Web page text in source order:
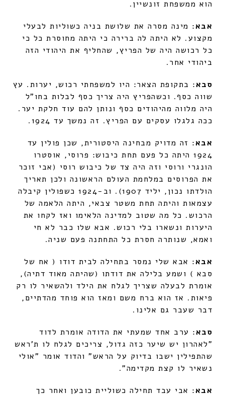
הוא ממשפחת זונשיין.
אבא: מינה מסרה את שלושת בניה כשוליות לבעלי
מקצוע. לא היתה לה ברירה כי היתה מחוסרת כל כי
כל רכושה היה של הפריץ, שהחליף את היהודי הזה
ביהודי אחר.
סבא: בתקופת הצאר: היו למשפחתי רכוש, יערות. עץ
שווה כסף. וכשהפריץ היה צריך כסף לבלות בחו"ל
היה מלווה מהיהודים כסף ונותן להם עוד חלקת יער.
ככה גלגלו עסקים עם הפריץ. זה נמשך עד 1924.
אבא: זה מדויק מבחינה היסטורית, שכן פולין עד
1924 היתה כל פעם תחת כיבוש: פרוסי, אוסטרו
הונגרי ורוסי וזה היה צד של כיבוש רוסי (אבי זוכר
את הפרוסים במלחמת העולם הראשונה ולכן תאריך
הולדתו נכון, יליד 1907). וב-1924 כשפולין קיבלה
עצמאות והיתה תחת משטר צבאי, היתה הלאמה של
הרכוש. כל מה שטוב למדינה הלאימו ואז לקחו את
היערות ונשארו בלי רכוש. אבא שלו כבר לא חי
ואמא, שנותרה חסרת כל התחתנה פעם שניה.
אבא: אבא שלי נמסר בתחילה לבית דודו ( אח של
סבא ) ושמע בלילה את דודתו (שהיתה מאוד דתיה),
אומרת לבעלה שצריך לגלח את הילד ולהשאיר לו רק
פיאות. אז הוא ברח משם ומאז הוא פוחד מהדתיים,
דבר שעבר גם אלינו.
סבא: ערב אחד שמעתי את הדודה אומרת לדוד
"לאהרון יש שיער כזה גדול, צריכים לגלח לו ת'ראש
שהתפילין ישבו בדיוק על הראש" והדוד אומר "אולי
נשאיר לו קצת מקדימה".
אבא: אבי עבד תחילה כשוליית כובען ואחר כך